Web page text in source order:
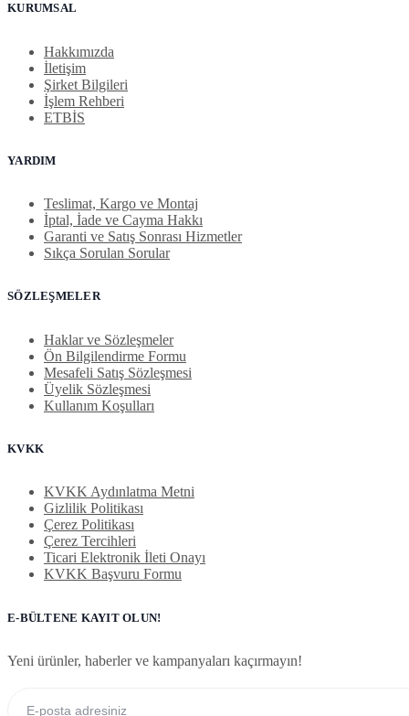
KURUMSAL
Hakkımızda
İletişim
Şirket Bilgileri
İşlem Rehberi
ETBİS
YARDIM
Teslimat, Kargo ve Montaj
İptal, İade ve Cayma Hakkı
Garanti ve Satış Sonrası Hizmetler
Sıkça Sorulan Sorular
SÖZLEŞMELER
Haklar ve Sözleşmeler
Ön Bilgilendirme Formu
Mesafeli Satış Sözleşmesi
Üyelik Sözleşmesi
Kullanım Koşulları
KVKK
KVKK Aydınlatma Metni
Gizlilik Politikası
Çerez Politikası
Çerez Tercihleri
Ticari Elektronik İleti Onayı
KVKK Başvuru Formu
E-BÜLTENE KAYIT OLUN!
Yeni ürünler, haberler ve kampanyaları kaçırmayın!